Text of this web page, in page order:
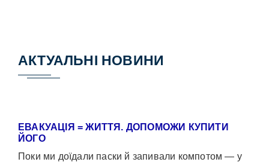
АКТУАЛЬНІ НОВИНИ
ЕВАКУАЦІЯ = ЖИТТЯ. ДОПОМОЖИ КУПИТИ
ЙОГО
Поки ми доїдали паски й запивали компотом — у